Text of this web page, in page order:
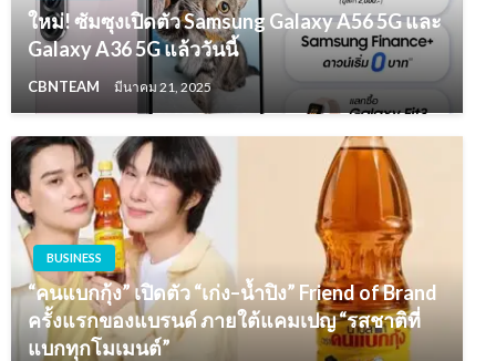
ใหม่! ซัมซุงเปิดตัว Samsung Galaxy A56 5G และ
Galaxy A36 5G แล้ววันนี้
CBNTEAM มีนาคม 21, 2025
BUSINESS
“คนแบกกุ้ง” เปิดตัว “เก่ง–น้ำปิง” Friend of Brand
ครั้งแรกของแบรนด์ ภายใต้แคมเปญ “รสชาติที่
แบกทุกโมเมนต์”